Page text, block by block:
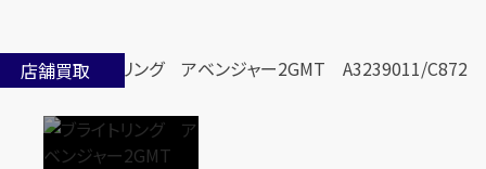
店舗買取